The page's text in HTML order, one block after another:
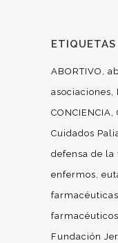
ETIQUETAS
ABORTIVO
asociaciones
CONCIENCIA
Cuidados
defensa de la
enfermos
farmacéuticas
farmacéuticos
Fundación